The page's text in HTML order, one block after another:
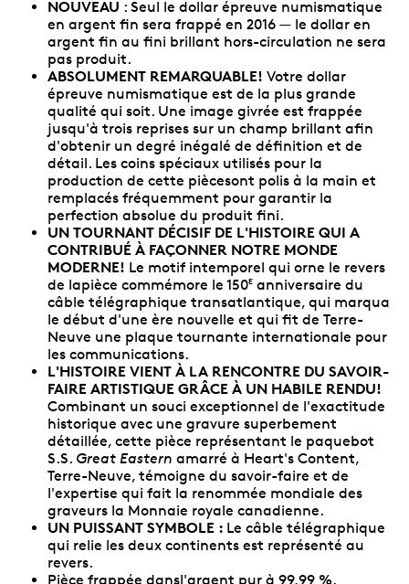
NOUVEAU : Seul le dollar épreuve numismatique
en argent fin sera frappé en 2016 — le dollar en
argent fin au fini brillant hors-circulation ne sera
pas produit.
ABSOLUMENT REMARQUABLE! Votre dollar
épreuve numismatique est de la plus grande
qualité qui soit. Une image givrée est frappée
jusqu'à trois reprises sur un champ brillant afin
d'obtenir un degré inégalé de définition et de
détail. Les coins spéciaux utilisés pour la
production de cette piècesont polis à la main et
remplacés fréquemment pour garantir la
perfection absolue du produit fini.
UN TOURNANT DÉCISIF DE L'HISTOIRE QUI A
CONTRIBUÉ À FAÇONNER NOTRE MONDE
MODERNE! Le motif intemporel qui orne le revers
de lapièce commémore le 150E anniversaire du
câble télégraphique transatlantique, qui marqua
le début d'une ère nouvelle et qui fit de Terre-
Neuve une plaque tournante internationale pour
les communications.
L'HISTOIRE VIENT À LA RENCONTRE DU SAVOIR-
FAIRE ARTISTIQUE GRÂCE À UN HABILE RENDU!
Combinant un souci exceptionnel de l'exactitude
historique avec une gravure superbement
détaillée, cette pièce représentant le paquebot
S.S. Great Eastern amarré à Heart's Content,
Terre-Neuve, témoigne du savoir-faire et de
l'expertise qui fait la renommée mondiale des
graveurs la Monnaie royale canadienne.
UN PUISSANT SYMBOLE : Le câble télégraphique
qui relie les deux continents est représenté au
revers.
Pièce frappée dansl'argent pur à 99,99 %.